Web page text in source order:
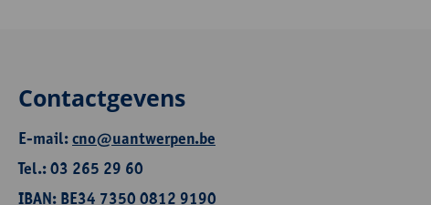
Contactgevens
E-mail:cno@uantwerpen.be
Tel.: 03 265 29 60
IBAN: BE34 7350 0812 9190